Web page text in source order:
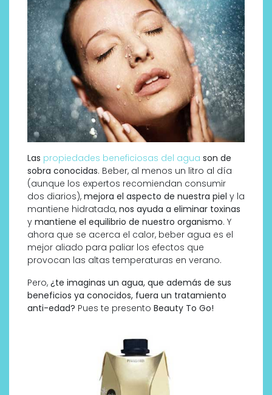
Las propiedades beneficiosas del agua son de
sobra conocidas. Beber, al menos un litro al día
(aunque los expertos recomiendan consumir
dos diarios), mejora el aspecto de nuestra piel y la
mantiene hidratada, nos ayuda a eliminar toxinas
y mantiene el equilibrio de nuestro organismo. Y
ahora que se acerca el calor, beber agua es el
mejor aliado para paliar los efectos que
provocan las altas temperaturas en verano.
Pero, ¿te imaginas un agua, que además de sus
beneficios ya conocidos, fuera un tratamiento
anti-edad? Pues te presento Beauty To Go!